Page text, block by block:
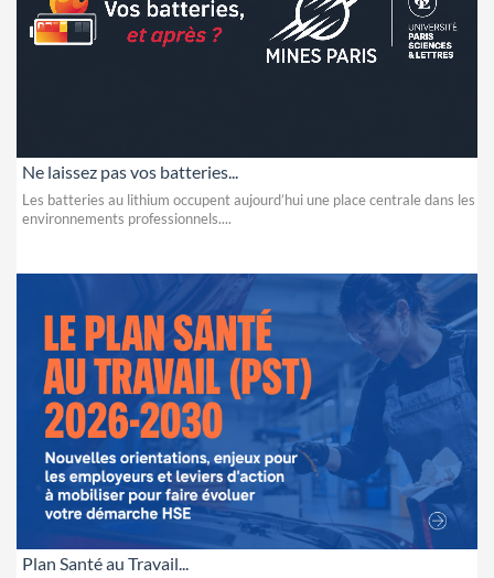
Ne laissez pas vos batteries...
Les batteries au lithium occupent aujourd’hui une place centrale dans les
environnements professionnels....
Plan Santé au Travail...